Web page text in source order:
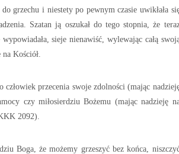
grzechu i niestety po pewnym czasie uwikłała
Szatan ją oszukał do tego stopnia, że
sieje nienawiść, wylewając całą
na Kościół.
przecenia swoje zdolności (mając
czy miłosierdziu Bożemu (mając nadzieję
2092).
Boga, że możemy grzeszyć bez końca,